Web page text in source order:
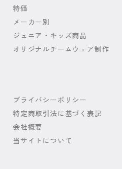
特価
メーカー別
ジュニア・キッズ商品
オリジナルチームウェア制作
プライバシーポリシー
特定商取引法に基づく表記
会社概要
当サイトについて